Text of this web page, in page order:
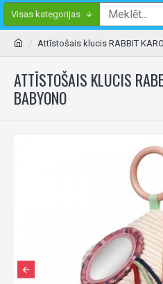
Visas kategorijas
Attīstošais klucis RABBIT
ATTĪSTOŠAIS KLUCIS
BABYONO